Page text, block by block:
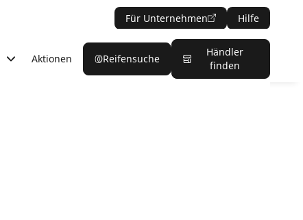
Für Unternehmen Hilfe
Aktionen Reifensuche
Händler
finden